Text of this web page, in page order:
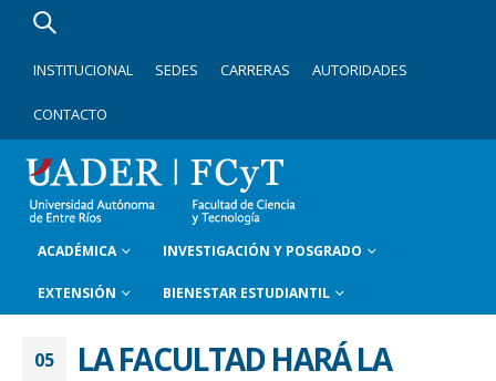
INSTITUCIONAL SEDES CARRERAS AUTORIDADES
CONTACTO
ACADÉMICA INVESTIGACIÓN Y POSGRADO
EXTENSIÓN BIENESTAR ESTUDIANTIL
05
LA FACULTAD HARÁ LA